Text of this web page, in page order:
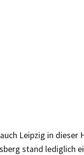
Leipzig in
stand lediglich